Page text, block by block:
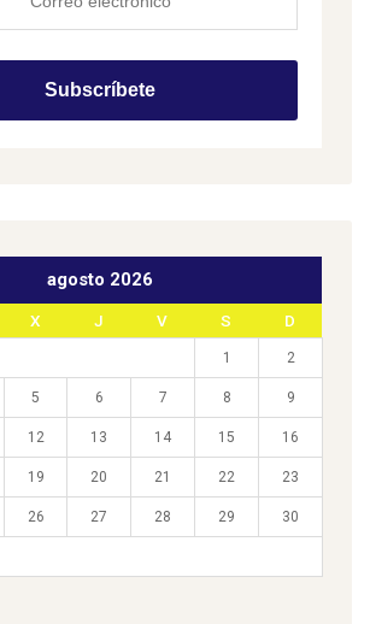
agosto 2026
X J V S D
1 2
5 6 7 8 9
12 13 14 15 16
19 20 21 22 23
26 27 28 29 30